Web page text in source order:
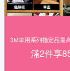
滿2件享